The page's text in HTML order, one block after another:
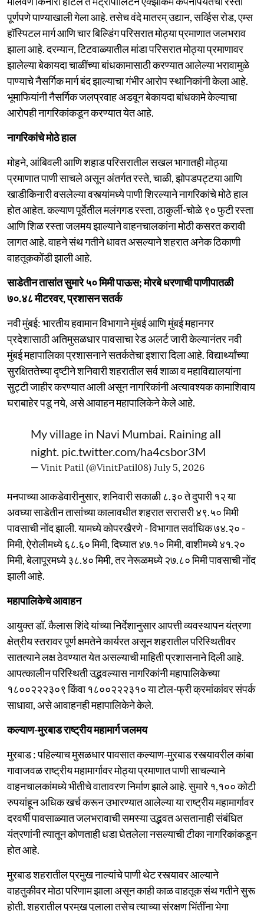
पूर्णपणे पाण्याखाली गेला आहे. तसेच वंदे मातरम् उद्यान, सर्व्हिस रोड, एम्स
हॉस्पिटल मार्ग आणि चार बिल्डिंग परिसरात मोठ्या प्रमाणात जलभराव
झाला आहे. दरम्यान, टिटवाळ्यातील मांडा परिसरात मोठ्या प्रमाणावर
झालेल्या बेकायदा चाळींच्या बांधकामासाठी करण्यात आलेल्या भरावामुळे
पाण्याचे नैसर्गिक मार्ग बंद झाल्याचा गंभीर आरोप स्थानिकांनी केला आहे.
भूमाफियांनी नैसर्गिक जलप्रवाह अडवून बेकायदा बांधकामे केल्याचा
आरोपही नागरिकांकडून करण्यात येत आहे.
नागरिकांचे मोठे हाल
मोहने, आंबिवली आणि शहाड परिसरातील सखल भागातही मोठ्या
प्रमाणात पाणी साचले असून अंतर्गत रस्ते, चाळी, झोपडपट्टया आणि
खाडीकिनारी वसलेल्या वस्त्यांमध्ये पाणी शिरल्याने नागरिकांचे मोठे हाल
होत आहेत. कल्याण पूर्वेतील मलंगगड रस्ता, ठाकुर्ली-चोळे ९० फुटी रस्ता
आणि शिळ रस्ता जलमय झाल्याने वाहनचालकांना मोठी कसरत करावी
लागत आहे. वाहने संथ गतीने धावत असल्याने शहरात अनेक ठिकाणी
वाहतूककोंडी झाली आहे.
साडेतीन तासांत सुमारे ५० मिमी पाऊस; मोरबे धरणाची पाणीपातळी
७०.४८ मीटरवर, प्रशासन सतर्क
नवी मुंबई: भारतीय हवामान विभागाने मुंबई आणि मुंबई महानगर
प्रदेशासाठी अतिमुसळधार पावसाचा रेड अलर्ट जारी केल्यानंतर नवी
मुंबई महापालिका प्रशासनाने सतर्कतेचा इशारा दिला आहे. विद्यार्थ्यांच्या
सुरक्षिततेच्या दृष्टीने शनिवारी शहरातील सर्व शाळा व महाविद्यालयांना
सुट्टी जाहीर करण्यात आली असून नागरिकांनी अत्यावश्यक कामाशिवाय
घराबाहेर पडू नये, असे आवाहन महापालिकेने केले आहे.
My village in Navi Mumbai. Raining all
night. pic.twitter.com/ha4csbor3M
— Vinit Patil (@VinitPatil08) July 5, 2026
मनपाच्या आकडेवारीनुसार, शनिवारी सकाळी ८.३० ते दुपारी १२ या
अवघ्या साडेतीन तासांच्या कालावधीत शहरात सरासरी ४९.५० मिमी
पावसाची नोंद झाली. यामध्ये कोपरखैरणे - विभागात सर्वाधिक ७४.२० -
मिमी, ऐरोलीमध्ये ६८.६० मिमी, दिघ्यात ४७.१० मिमी, वाशीमध्ये ४१.२०
मिमी, बेलापूरमध्ये ३८.४० मिमी, तर नेरूळमध्ये २७.८० मिमी पावसाची नोंद
झाली आहे.
महापालिकेचे आवाहन
आयुक्त डॉ. कैलास शिंदे यांच्या निर्देशानुसार आपत्ती व्यवस्थापन यंत्रणा
क्षेत्रीय स्तरावर पूर्ण क्षमतेने कार्यरत असून शहरातील परिस्थितीवर
सातत्याने लक्ष ठेवण्यात येत असल्याची माहिती प्रशासनाने दिली आहे.
आपत्कालीन परिस्थिती उद्भवल्यास नागरिकांनी महापालिकेच्या
१८००२२२३०९ किंवा १८००२२२३१० या टोल-फ्री क्रमांकांवर संपर्क
साधावा, असे आवाहनही महापालिकेने केले.
कल्याण-मुरबाड राष्ट्रीय महामार्ग जलमय
मुरबाड : पहिल्याच मुसळधार पावसात कल्याण-मुरबाड रस्त्यावरील कांबा
गावाजवळ राष्ट्रीय महामार्गावर मोठ्या प्रमाणात पाणी साचल्याने
वाहनचालकांमध्ये भीतीचे वातावरण निर्माण झाले आहे. सुमारे १,१०० कोटी
रुपयांहून अधिक खर्च करून उभारण्यात आलेल्या या राष्ट्रीय महामार्गावर
दरवर्षी पावसाळ्यात जलभरावाची समस्या उद्भवत असतानाही संबंधित
यंत्रणांनी त्यातून कोणताही धडा घेतलेला नसल्याची टीका नागरिकांकडून
होत आहे.
मुरबाड शहरातील प्रमुख नाल्यांचे पाणी थेट रस्त्यावर आल्याने
वाहतुकीवर मोठा परिणाम झाला असून काही काळ वाहतूक संथ गतीने सुरू
होती. शहरातील प्रमुख पुलाला तसेच त्याच्या संरक्षण भिंतींना भेगा